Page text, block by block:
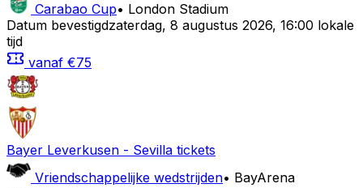
Carabao Cup• London Stadium
Datum bevestigdzaterdag, 8 augustus 2026, 16:00 lokale
tijd
vanaf €75
Bayer Leverkusen - Sevilla tickets
Vriendschappelijke wedstrijden• BayArena